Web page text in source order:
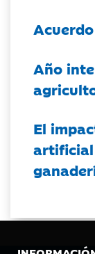
Año
El